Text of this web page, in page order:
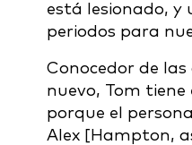
está lesionado, y
periodos para
Conocedor de
nuevo, Tom
porque el
Alex [Hampton,